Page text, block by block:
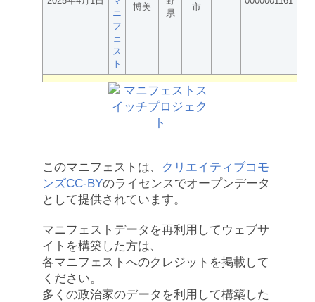
ニ
フ
ェ
ス
ト
博美
県
市
このマニフェストは、
クリエイティブコモ
ンズCC-BYのライセンスでオープンデータ
として提供されています。
マニフェストデータを再利用してウェブサ
イトを構築した方は、
各マニフェストへのクレジットを掲載して
ください。
多くの政治家のデータを利用して構築した